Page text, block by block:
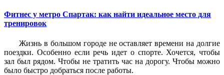
Фитнес у метро Спартак: как найти идеальное место для
тренировок
Жизнь в большом городе не оставляет времени на долгие
поездки. Особенно если речь идет о спорте. Хочется, чтобы
зал был рядом. Чтобы не тратить час на дорогу. Чтобы можно
было быстро добраться после работы.